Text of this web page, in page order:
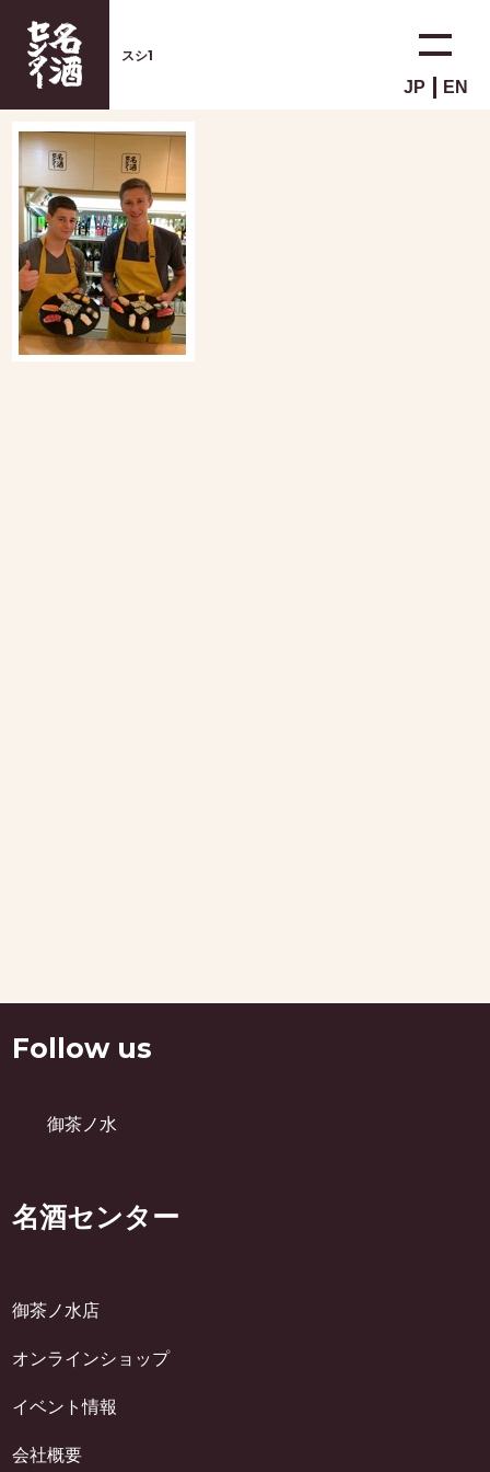
スシ1
JP EN
Follow us
御茶ノ水
名酒センター
御茶ノ水店
オンラインショップ
イベント情報
会社概要